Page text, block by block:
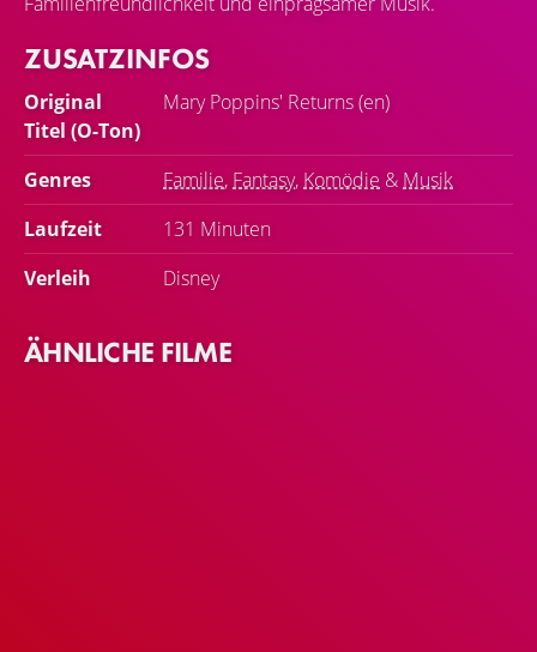
ZUSATZINFOS
Original
Titel (O-Ton)
Mary Poppins' Returns (en)
Genres Familie, Fantasy, Komödie & Musik
Laufzeit
131 Minuten
Verleih
Disney
ÄHNLICHE FILME